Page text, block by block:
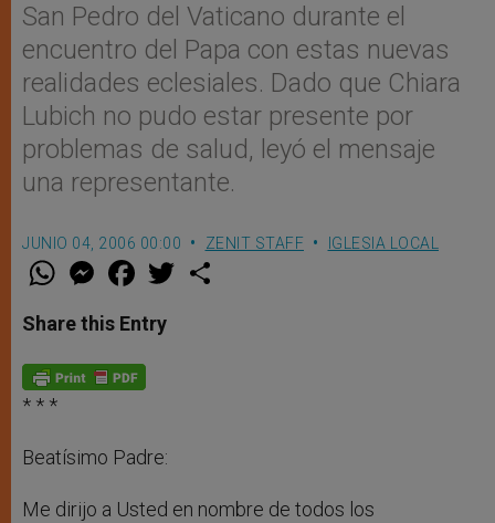
San Pedro del Vaticano durante el
encuentro del Papa con estas nuevas
realidades eclesiales. Dado que Chiara
Lubich no pudo estar presente por
problemas de salud, leyó el mensaje
una representante.
JUNIO 04, 2006 00:00 ZENIT STAFF IGLESIA LOCAL
W
t
s
p
p
M
e
s
e
g
e
F
a
e
b
o
k
w
Share this Entry
* * *
Beatísimo Padre:
Me dirijo a Usted en nombre de todos los